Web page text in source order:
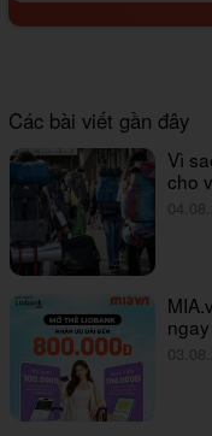
Các bài viết gần đây
Vì
cho